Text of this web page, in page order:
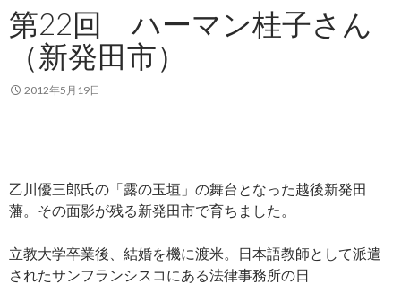
第22回 ハーマン桂子さん
（新発田市）
2012年5月19日
乙川優三郎氏の「露の玉垣」の舞台となった越後新発田
藩。その面影が残る新発田市で育ちました。
立教大学卒業後、結婚を機に渡米。日本語教師として派遣
されたサンフランシスコにある法律事務所の日